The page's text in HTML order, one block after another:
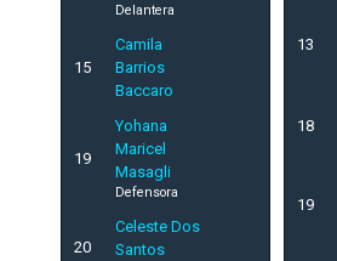
Delantera
15
Camila
Barrios
Baccaro
19
Yohana
Maricel
Masagli
Defensora
20
Celeste Dos
Santos
13
18
19